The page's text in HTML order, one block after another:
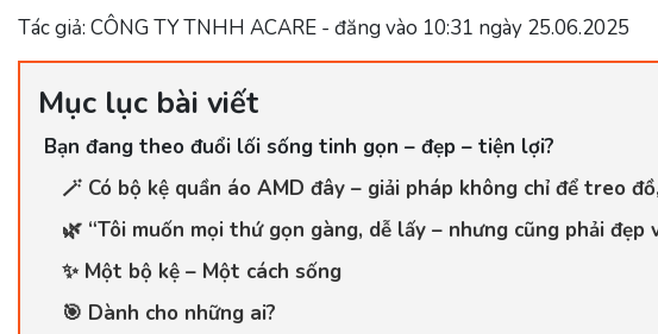
Tác giả: CÔNG TY TNHH ACARE - đăng vào 10:31 ngày 25.06.2025
Mục lục bài viết
Bạn đang theo đuổi lối sống tinh gọn – đẹp – tiện lợi?
🪄 Có bộ kệ quần áo AMD đây – giải pháp không chỉ để treo
🌿 “Tôi muốn mọi thứ gọn gàng, dễ lấy – nhưng cũng phải đẹp
✨ Một bộ kệ – Một cách sống
🎯 Dành cho những ai?